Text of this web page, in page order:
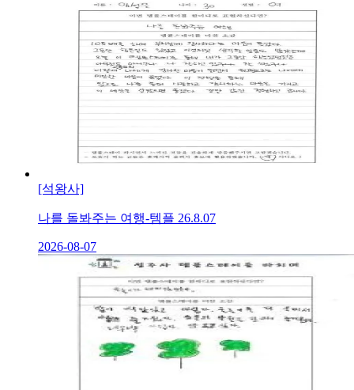
[석왕사]
나를 돌봐주는 여행-템플 26.8.07
2026-08-07